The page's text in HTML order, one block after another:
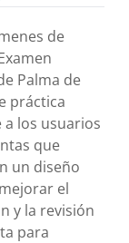
de
Palma de
práctica
los usuarios
que
un diseño
el
y la revisión
para